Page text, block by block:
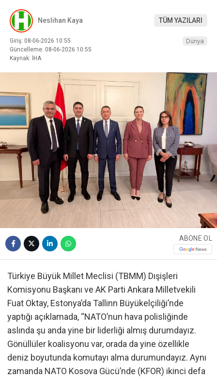
Neslihan Kaya TÜM YAZILARI
Giriş: 08-06-2026 10:55
Güncelleme: 08-06-2026 10:55
Kaynak: İHA
Dünya
ABONE OL
Türkiye Büyük Millet Meclisi (TBMM) Dışişleri
Komisyonu Başkanı ve AK Parti Ankara Milletvekili
Fuat Oktay, Estonya’da Tallinn Büyükelçiliği’nde
yaptığı açıklamada, “NATO’nun hava polisliğinde
aslında şu anda yine bir liderliği almış durumdayız.
Gönüllüler koalisyonu var, orada da yine özellikle
deniz boyutunda komutayı alma durumundayız. Aynı
zamanda NATO Kosova Gücü’nde (KFOR) ikinci defa